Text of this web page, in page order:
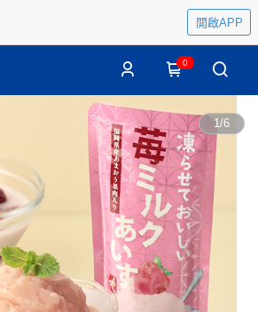
開啟APP
0
1/6